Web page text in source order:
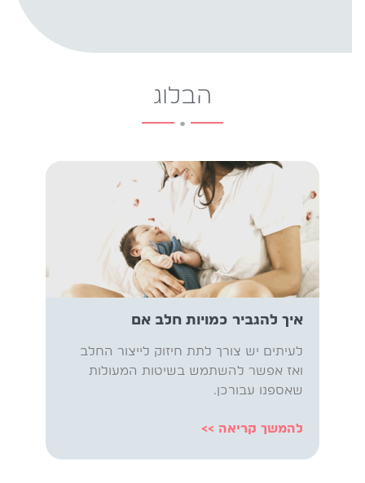
הבלוג
.
איך להגביר כמויות חלב אם
לעיתים יש צורך לתת חיזוק לייצור החלב
ואז אפשר להשתמש בשיטות המעולות
שאספנו עבורכן.
להמשך קריאה >>